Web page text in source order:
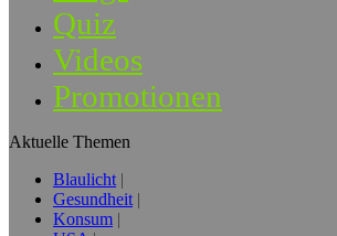
Quiz
Videos
Promotionen
Aktuelle Themen
Blaulicht
Gesundheit
Konsum